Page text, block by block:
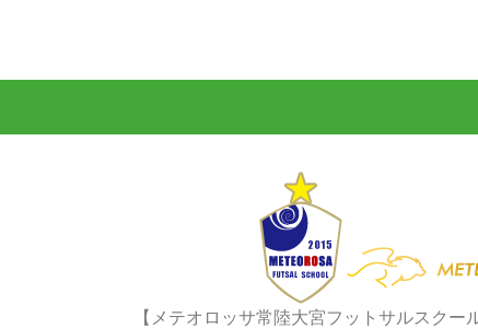
【メテオロッサ常陸大宮フットサルスクー